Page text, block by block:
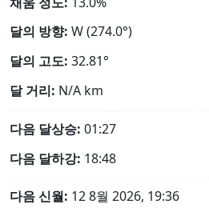
달의 방향: W (274.0°)
달의 고도: 32.81°
달 거리: N/A km
다음 달상승: 01:27
다음 달하강: 18:48
다음 신월: 12 8월 2026, 19:36